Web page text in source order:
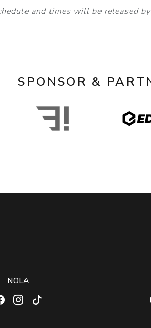
and times will be released
SPONSOR &
NOLA